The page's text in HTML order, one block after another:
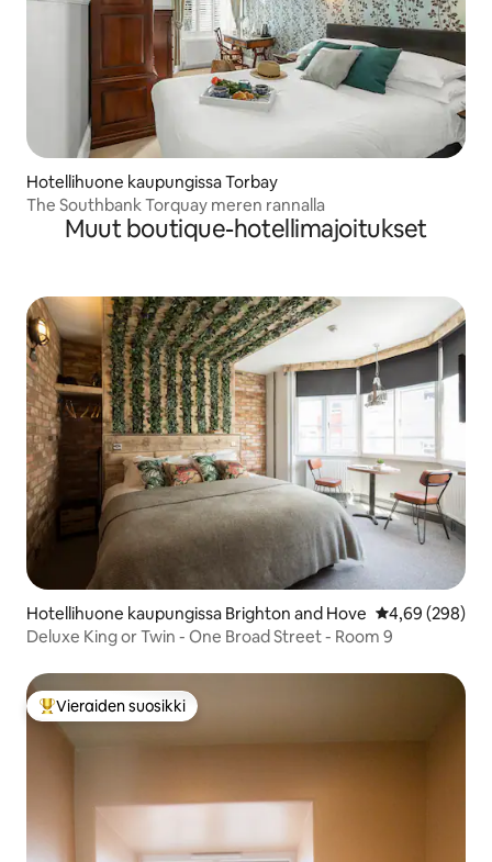
Hotellihuone kaupungissa Torbay
The Southbank Torquay meren rannalla
Muut boutique-hotellimajoitukset
Hotellihuone kaupungissa Brighton and Hove
4,69 (298)
Deluxe King or Twin - One Broad Street - Room 9
Vieraiden suosikkien parhaimmistoa
Vieraiden suosikki